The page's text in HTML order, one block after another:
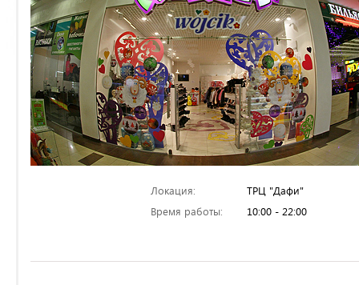
Локация:
ТРЦ "Дафи"
Время работы:
10:00 - 22:00